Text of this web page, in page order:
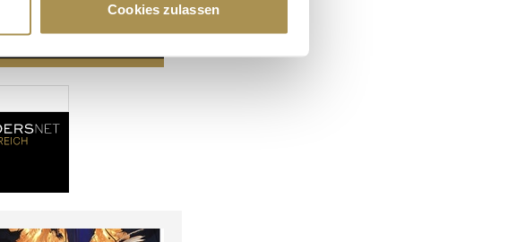
legen Sie Ihre Präferenzen im
für soziale Medien anbieten zu können
Partner führen diese Informationen
oder die sie im Rahmen Ihrer Nutzung
Cookies zulassen